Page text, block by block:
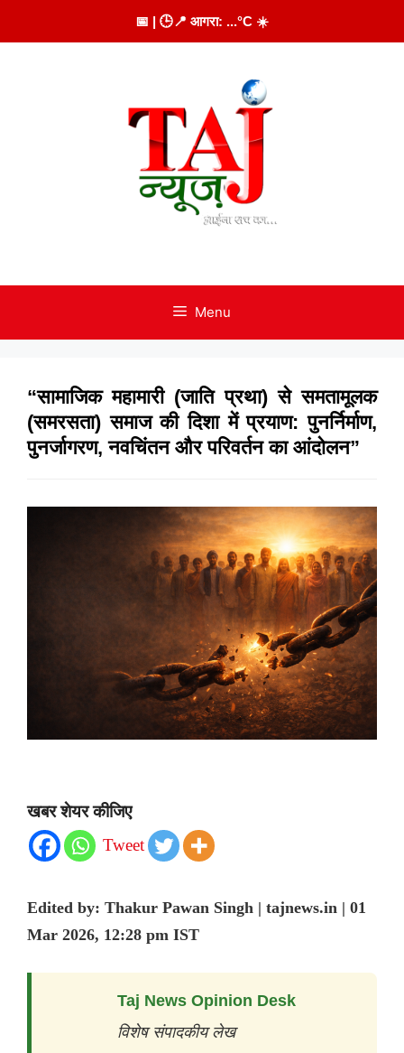
to
📅 | 🕒📍 आगरा: ...°C ☀️
Menu
“सामाजिक महामारी (जाति प्रथा) से समतामूलक
(समरसता) समाज की दिशा में प्रयाण: पुनर्निर्माण,
पुनर्जागरण, नवचिंतन और परिवर्तन का आंदोलन”
खबर शेयर कीजिए
Tweet
Edited by: Thakur Pawan Singh | tajnews.in | 01
Mar 2026, 12:28 pm IST
Taj News Opinion Desk
विशेष संपादकीय लेख